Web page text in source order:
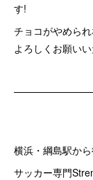
す!
チョコがやめら
よろしくお願いい
横浜・綱島駅か
サッカー専門